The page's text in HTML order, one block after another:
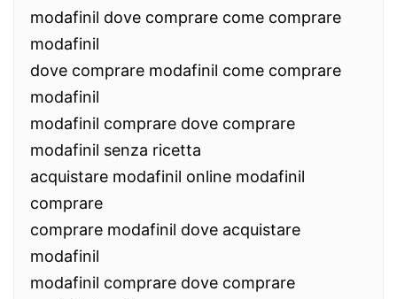
modafinil dove comprare come comprare
modafinil
dove comprare modafinil come comprare
modafinil
modafinil comprare dove comprare
modafinil senza ricetta
acquistare modafinil online modafinil
comprare
comprare modafinil dove acquistare
modafinil
modafinil comprare dove comprare